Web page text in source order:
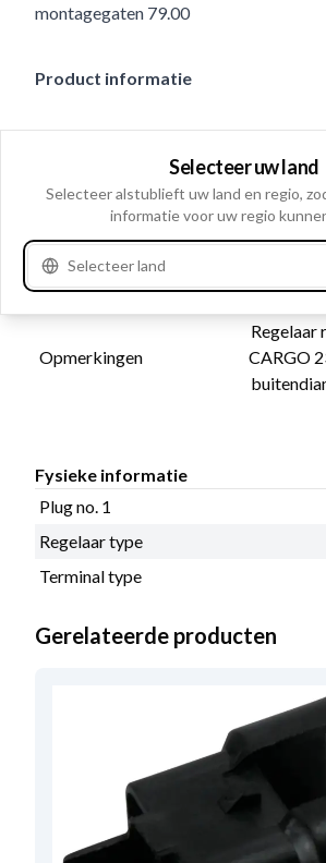
montagegaten 79.00
Product informatie
Cataloog informatie
Opmerkingen
Regelaar
CARGO
Fysieke informatie
Plug no. 1
Regelaar type
Terminal type
Gerelateerde producten
Selecteer uw land
Selecteer alstublieft uw land en regio,
informatie voor uw regio
Selecteer land